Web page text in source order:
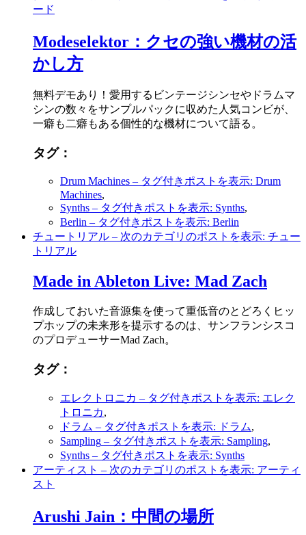
ード
Modeselektor：クセの強い機材の活
かし方
無料デモあり！愛用するビンテージシンセやドラムマ
シンの数々をサンプルパックに収めた人気コンビが、
一癖も二癖もある個性的な機材について語る。
タグ：
Drum Machines – タグ付きポストを表示: Drum
Machines,
Synths – タグ付きポストを表示: Synths,
Berlin – タグ付きポストを表示: Berlin
チュートリアル – 次のカテゴリのポストを表示: チュー
トリアル
Made in Ableton Live: Mad Zach
作成しておいた音源集を使って重低音のとどろくヒッ
プホップの未来形を提示するのは、サンフランシスコ
のプロデューサーMad Zach。
タグ：
エレクトロニカ – タグ付きポストを表示: エレク
トロニカ,
ドラム – タグ付きポストを表示: ドラム,
Sampling – タグ付きポストを表示: Sampling,
Synths – タグ付きポストを表示: Synths
アーティスト – 次のカテゴリのポストを表示: アーティ
スト
Arushi Jain：中間の場所